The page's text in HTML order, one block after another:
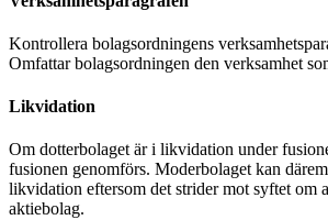
Kontrollera bolagsordningens
Omfattar bolagsordningen den verksamhet
Likvidation
Om dotterbolaget är i likvidation under
fusionen genomförs. Moderbolaget kan
likvidation eftersom det strider mot syftet om
aktiebolag.